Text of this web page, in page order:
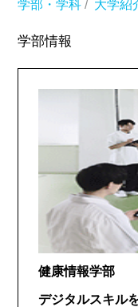
学部・学科 / 大学紹
学部情報
健康情報学部
デジタルスキル